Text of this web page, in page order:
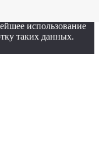
об IP-адресе и
использование
таких данных.